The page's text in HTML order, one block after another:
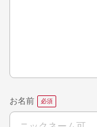
お名前